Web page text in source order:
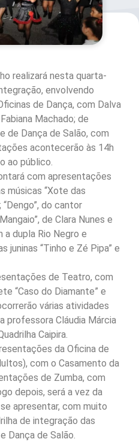
realizará nesta quarta-
envolvendo
de Dança, com Dalva
Machado; de
de Dança de Salão, com
acontecerão às 14h
ao público.
com apresentações
músicas “Xote das
“Dengo”, do cantor
de Clara Nunes e
a dupla Rio Negro e
juninas “Tinho e Zé Pipa” e
de Teatro, com
“Caso do Diamante” e
várias atividades
professora Cláudia Márcia
Caipira.
da Oficina de
com o Casamento da
de Zumba, com
depois, será a vez da
apresentar, com muito
de integração das
Dança de Salão.